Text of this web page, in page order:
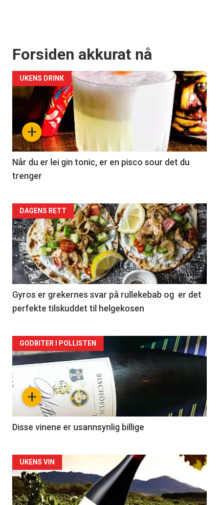
Forsiden akkurat nå
+
UKENS DRINK
Når du er lei gin tonic, er en pisco sour det du
trenger
Forsiden
akkurat
nå
-
2
DAGENS RETT
Gyros er grekernes svar på rullekebab og er det
perfekte tilskuddet til helgekosen
Forsiden
akkurat
nå
3
+
GODBITER I POLLISTEN
Disse vinene er usannsynlig billige
Forsiden
akkurat
UKENS VIN